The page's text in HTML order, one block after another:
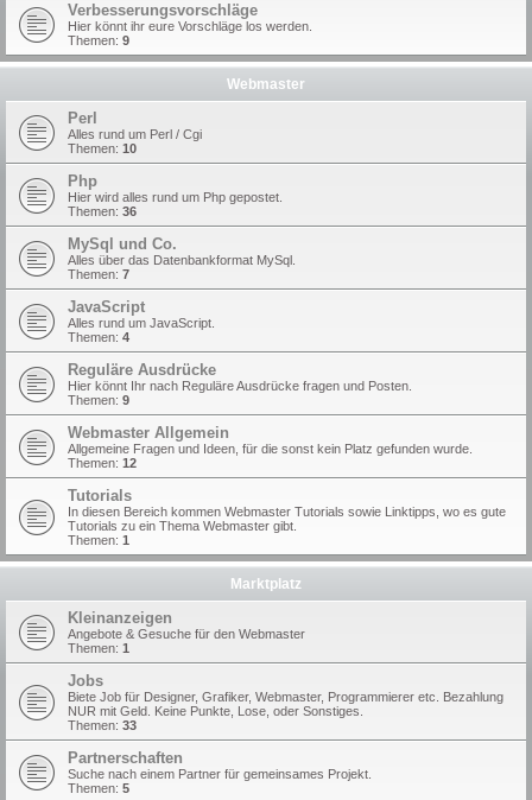
Verbesserungsvorschläge
Hier könnt ihr eure Vorschläge los werden.
Themen: 9
Webmaster
Perl
Alles rund um Perl / Cgi
Themen: 10
Php
Hier wird alles rund um Php gepostet.
Themen: 36
MySql und Co.
Alles über das Datenbankformat MySql.
Themen: 7
JavaScript
Alles rund um JavaScript.
Themen: 4
Reguläre Ausdrücke
Hier könnt Ihr nach Reguläre Ausdrücke fragen und Posten.
Themen: 9
Webmaster Allgemein
Allgemeine Fragen und Ideen, für die sonst kein Platz gefunden wurde.
Themen: 12
Tutorials
In diesen Bereich kommen Webmaster Tutorials sowie Linktipps, wo es gute
Tutorials zu ein Thema Webmaster gibt.
Themen: 1
Marktplatz
Kleinanzeigen
Angebote & Gesuche für den Webmaster
Themen: 1
Jobs
Biete Job für Designer, Grafiker, Webmaster, Programmierer etc. Bezahlung
NUR mit Geld. Keine Punkte, Lose, oder Sonstiges.
Themen: 33
Partnerschaften
Suche nach einem Partner für gemeinsames Projekt.
Themen: 5